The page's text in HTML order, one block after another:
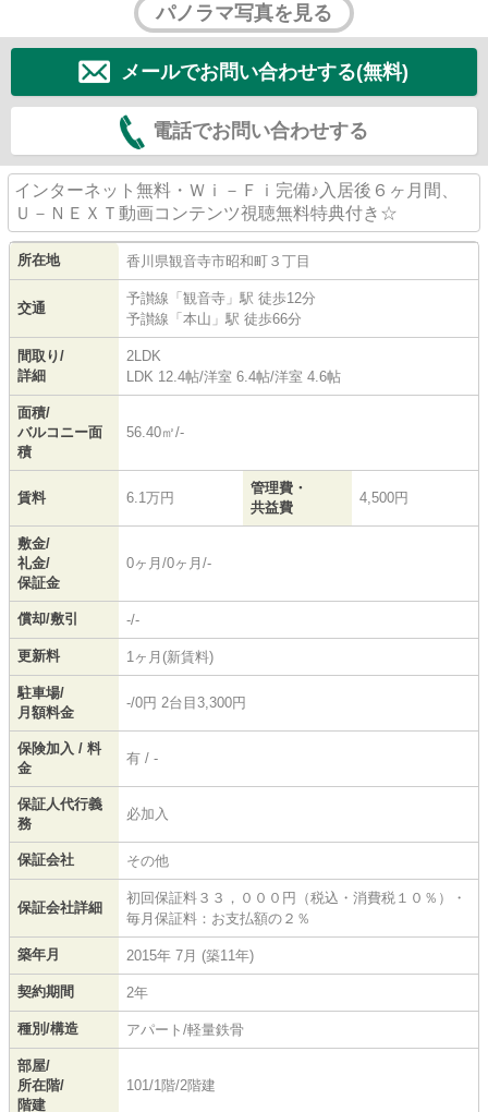
パノラマ写真を見る
メールでお問い合わせする(無料)
電話でお問い合わせする
インターネット無料・Ｗｉ－Ｆｉ完備♪入居後６ヶ月間、
Ｕ－ＮＥＸＴ動画コンテンツ視聴無料特典付き☆
所在地 香川県観音寺市昭和町 ３丁目
交通
予讃線 「 観音寺 」駅 徒歩12分
予讃線 「 本山 」駅 徒歩66分
間取り/
詳細
2LDK
LDK 12.4帖/洋室 6.4帖/洋室 4.6帖
面積/
バルコニー面
積
56.40㎡/-
賃料 6.1万円
管理費・
共益費
4,500円
敷金/
礼金/
保証金
0ヶ月/0ヶ月/-
償却/敷引 -/-
更新料 1ヶ月(新賃料)
駐車場/
月額料金
-/0円 2台目3,300円
保険加入 / 料
金
有 / -
保証人代行義
務
必加入
保証会社 その他
保証会社詳細
初回保証料３３，０００円（税込・消費税１０％）・
毎月保証料：お支払額の２％
築年月 2015年 7月 (築11年)
契約期間 2年
種別/構造 アパート/軽量鉄骨
部屋/
所在階/
階建
101/1階/2階建